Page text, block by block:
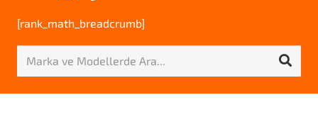
[rank_math_breadcrumb]